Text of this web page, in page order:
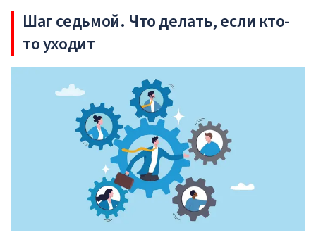
Шаг седьмой. Что делать, если кто-
то уходит